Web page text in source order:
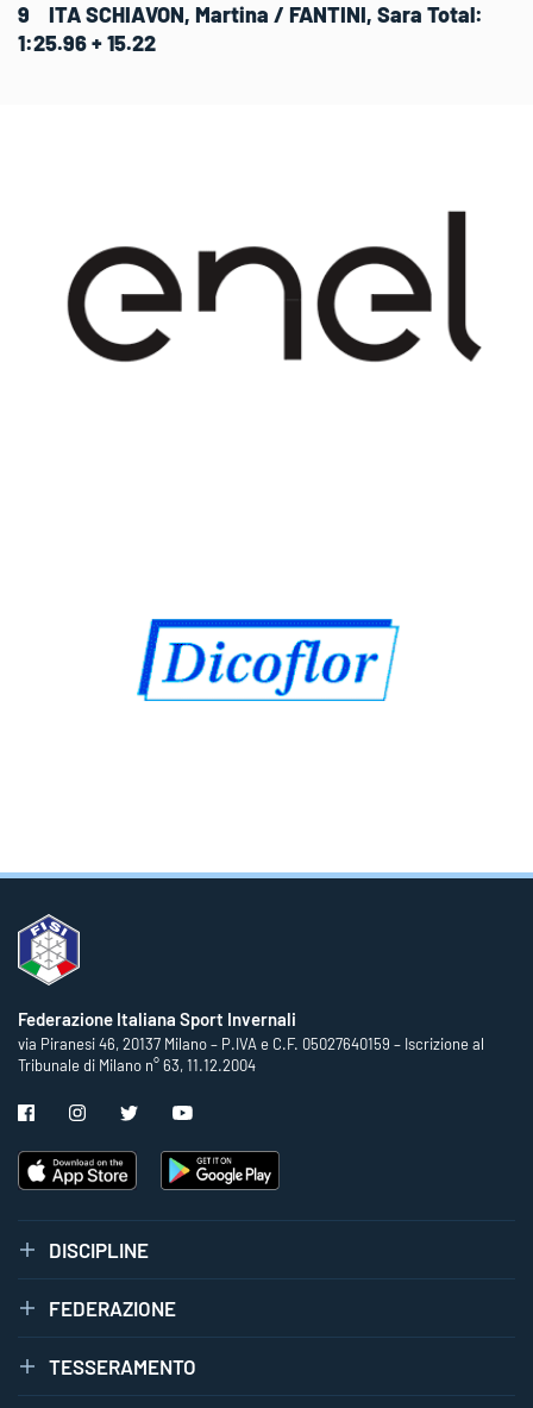
9 ITA SCHIAVON, Martina / FANTINI, Sara Total:
1:25.96 + 15.22
Federazione Italiana Sport Invernali
via Piranesi 46, 20137 Milano – P.IVA e C.F. 05027640159 – Iscrizione al
Tribunale di Milano n° 63, 11.12.2004
DISCIPLINE
FEDERAZIONE
TESSERAMENTO